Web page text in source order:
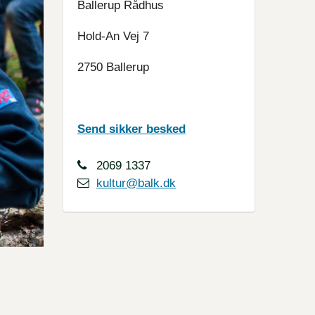
Ballerup Rådhus
Hold-An Vej 7
2750 Ballerup
Send sikker besked
2069 1337
kultur@balk.dk